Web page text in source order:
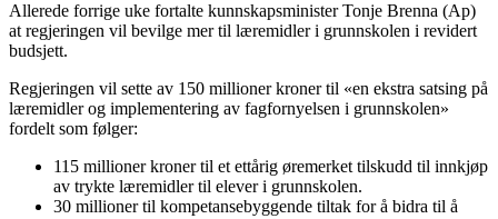
Allerede forrige uke fortalte kunnskapsminister Tonje Brenna (Ap)
at regjeringen vil bevilge mer til læremidler i grunnskolen i revidert
budsjett.
Regjeringen vil sette av 150 millioner kroner til «en ekstra satsing på
læremidler og implementering av fagfornyelsen i grunnskolen»
fordelt som følger:
115 millioner kroner til et ettårig øremerket tilskudd til innkjøp
av trykte læremidler til elever i grunnskolen.
30 millioner til kompetansebyggende tiltak for å bidra til å